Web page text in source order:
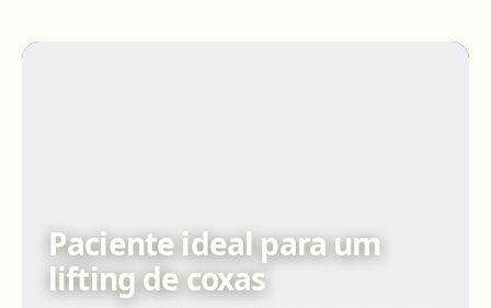
Paciente ideal para um
lifting de coxas